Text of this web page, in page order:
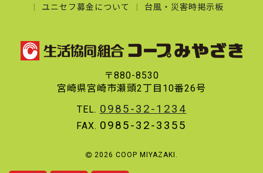
ユニセフ募金について 台風・災害時掲示板
〒880-8530
宮崎県宮崎市瀬頭2丁目10番26号
TEL. 0985-32-1234
FAX. 0985-32-3355
2026 COOP MIYAZAKI.